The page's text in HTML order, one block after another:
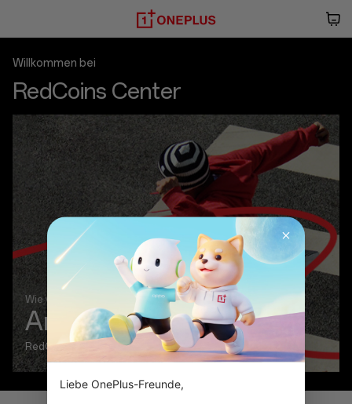
Center
Willkommen bei
RedCoins Center
Wie verdient/manipuliert man RedCoins?
Anmeldung
RedCoins anzeigen
Liebe OnePlus-Freunde,